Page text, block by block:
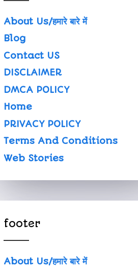
About Us/हमारे बारे में
Blog
Contact US
DISCLAIMER
DMCA POLICY
Home
PRIVACY POLICY
Terms And Conditions
Web Stories
footer
About Us/हमारे बारे में